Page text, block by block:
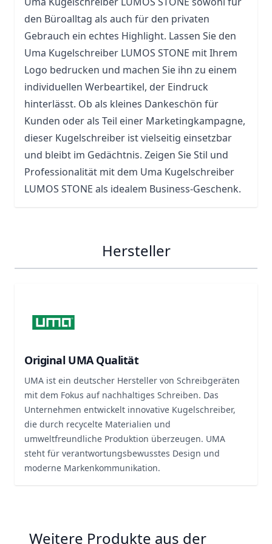
den Büroalltag als auch für den privaten
Gebrauch ein echtes Highlight. Lassen Sie den
Uma Kugelschreiber LUMOS STONE mit Ihrem
Logo bedrucken und machen Sie ihn zu einem
individuellen Werbeartikel, der Eindruck
hinterlässt. Ob als kleines Dankeschön für
Kunden oder als Teil einer Marketingkampagne,
dieser Kugelschreiber ist vielseitig einsetzbar
und bleibt im Gedächtnis. Zeigen Sie Stil und
Professionalität mit dem Uma Kugelschreiber
LUMOS STONE als idealem Business-Geschenk.
Hersteller
Original UMA Qualität
UMA ist ein deutscher Hersteller von Schreibgeräten
mit dem Fokus auf nachhaltiges Schreiben. Das
Unternehmen entwickelt innovative Kugelschreiber,
die durch recycelte Materialien und
umweltfreundliche Produktion überzeugen. UMA
steht für verantwortungsbewusstes Design und
moderne Markenkommunikation.
Weitere Produkte aus der